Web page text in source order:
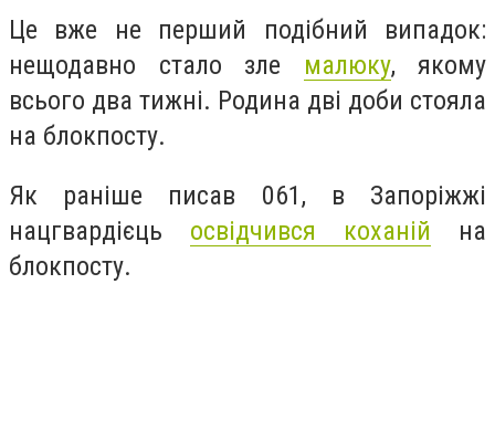
Це вже не перший подібний випадок:
нещодавно стало зле малюку, якому
всього два тижні. Родина дві доби стояла
на блокпосту.
Як раніше писав 061, в Запоріжжі
нацгвардієць освідчився коханій на
блокпосту.